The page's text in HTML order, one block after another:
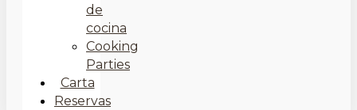
de
cocina
Cooking
Parties
Carta
Reservas